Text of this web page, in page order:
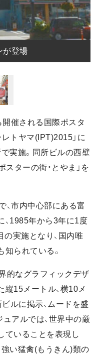
が登場
開催される国際ポスタ
トヤマ(IPT)2015」に
実施。同所ビルの西壁
スターの街・とやま」を
、市内中心部にある富
、1985年から3年に1度
実施となり、国内唯
られている。
的なグラフィックデザ
15メートル、横10メ
ルに掲示、ムードを盛
アルでは、世界中の厳
ていることを表現し
い猛禽(もうきん)類の